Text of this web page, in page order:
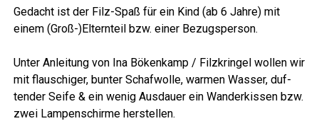
Gedacht ist der Filz-Spaß für ein Kind (ab 6 Jah­re) mit
einem (Groß-)Elternteil bzw. einer Bezugsperson.
Unter Anlei­tung von Ina Böken­kamp / Filz­krin­gel wol­len wir
mit flau­schi­ger, bun­ter Schaf­wol­le, war­men Was­ser, duf­
ten­der Sei­fe & ein wenig Aus­dau­er ein Wan­der­kis­sen bzw.
zwei Lam­pen­schir­me herstellen.